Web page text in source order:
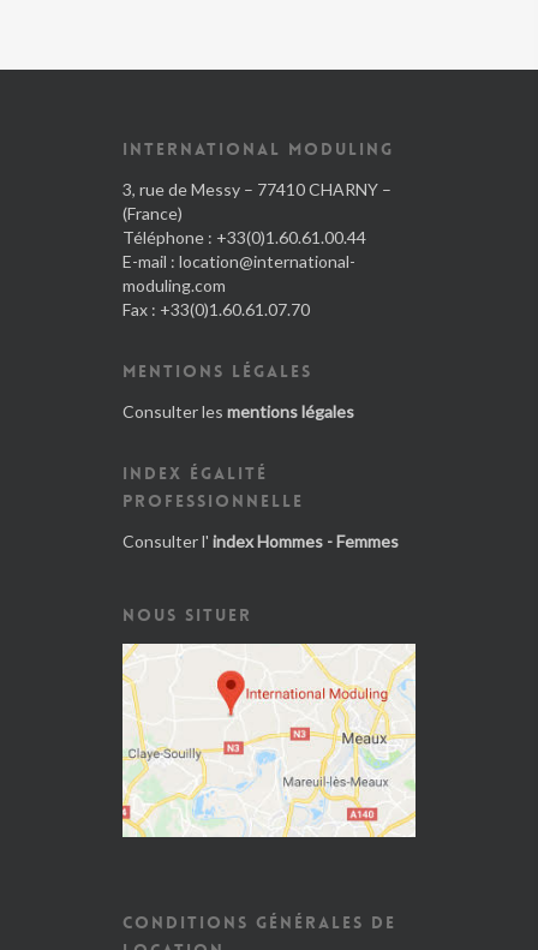
INTERNATIONAL MODULING
3, rue de Messy – 77410 CHARNY –
(France)
Téléphone : +33(0)1.60.61.00.44
E-mail : location@international-
moduling.com
Fax : +33(0)1.60.61.07.70
MENTIONS LÉGALES
Consulter les mentions légales
INDEX ÉGALITÉ
PROFESSIONNELLE
Consulter l' index Hommes - Femmes
NOUS SITUER
CONDITIONS GÉNÉRALES DE